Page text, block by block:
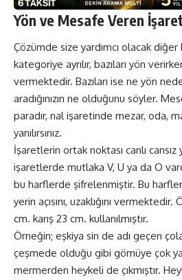
Yön ve Mesafe Veren
Çözümde size yardımcı olacak
kategoriye ayrılır, bazıları yön
vermektedir. Bazıları ise ne yön
aradığınızın ne olduğunu söyler.
paradır, nal işaretinde mezar, oda,
yanılırsınız.
İşaretlerin ortak noktası canlı
işaretlerde mutlaka V, U ya da O
bu harflerde şifrelenmiştir. Bu
yerin açısını, uzaklığını
cm. karış 23 cm. kullanılmıştır.
Örneğin; eşkiya sin de adı geçen
çeşmede olduğu gibi gömüye çok
mermerden heykeli de çıkmıştır.